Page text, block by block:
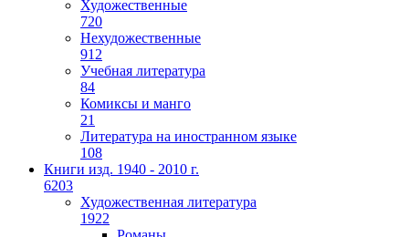
Художественные
720
Нехудожественные
912
Учебная литература
84
Комиксы и манго
21
Литература на иностранном языке
108
Книги изд. 1940 - 2010 г.
6203
Художественная литература
1922